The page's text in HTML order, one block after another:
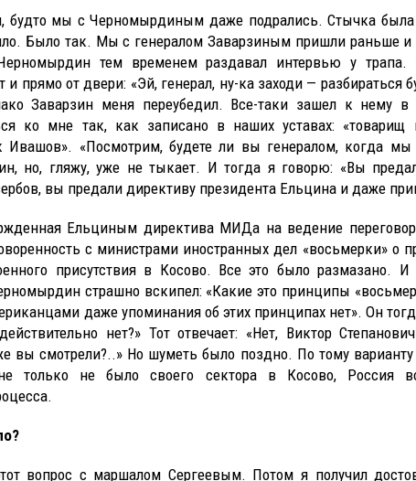
будто мы с Черномырдиным даже подрались. Стычка была
Было так. Мы с генералом Заварзиным пришли раньше и
тем временем раздавал интервью у трапа.
и прямо от двери: «Эй, генерал, ну-ка заходи — разбираться
Заварзин меня переубедил. Все-таки зашел к нему
ко мне так, как записано в наших уставах: «товарищ
Ивашов». «Посмотрим, будете ли вы генералом, когда
но, гляжу, уже не тыкает. И тогда я говорю: «Вы
вы предали директиву президента Ельцина и даже
Ельциным директива МИДа на ведение
с министрами иностранных дел «восьмерки» о
присутствия в Косово. Все это было размазано.
страшно вскипел: «Какие это принципы
даже упоминания об этих принципах нет». Он
нет?» Тот отвечает: «Нет, Виктор
вы смотрели?..» Но шуметь было поздно. По тому
только не было своего сектора в Косово, Россия
вопрос с маршалом Сергеевым. Потом я получил